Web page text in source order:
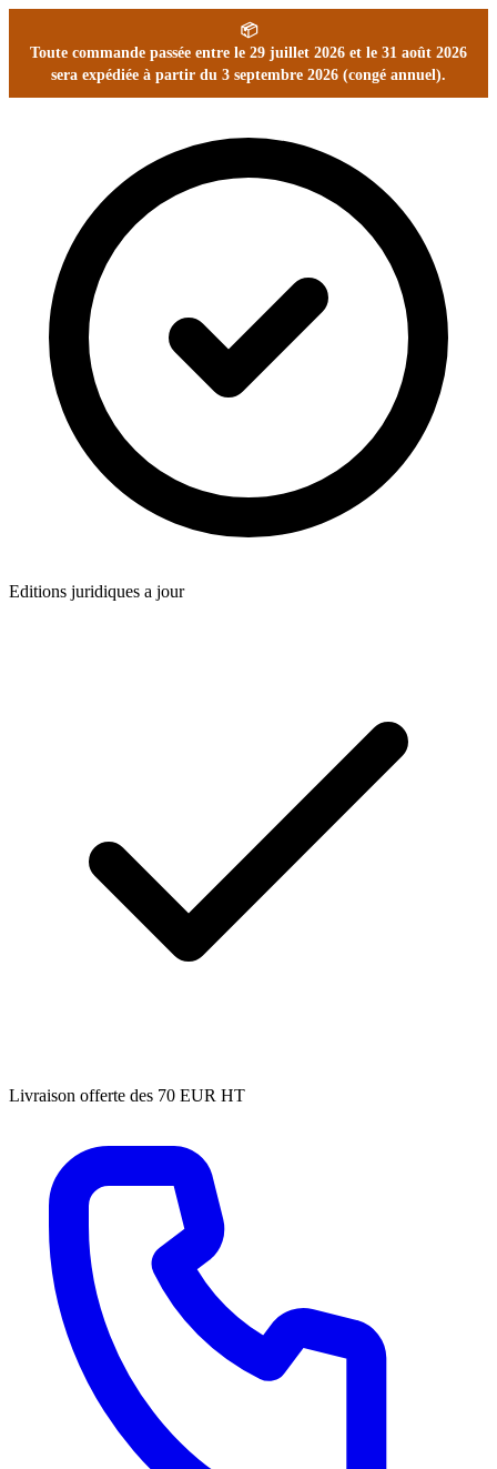
📦
Toute commande passée entre le 29 juillet 2026 et le 31 août 2026
sera expédiée à partir du 3 septembre 2026 (congé annuel).
Editions juridiques a jour
Livraison offerte des 70 EUR HT